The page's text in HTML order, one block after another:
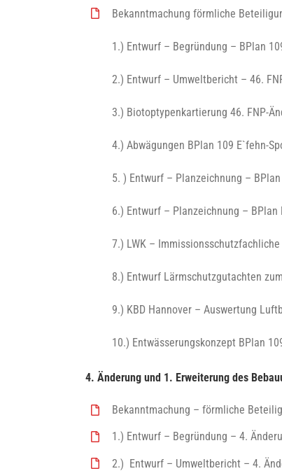
Bekanntmachung förmliche
1.) Entwurf – Begründung – BPlan
2.) Entwurf – Umweltbericht – 46.
3.) Biotoptypenkartierung 46. FNP-
4.) Abwägungen BPlan 109 E`fehn-
5. ) Entwurf – Planzeichnung –
6.) Entwurf – Planzeichnung –
7.) LWK –
8.) Entwurf Lärmschutzgutachten
9.) KBD Hannover – Auswertung
10.) Entwässerungskonzept BPlan
4. Änderung und 1. Erweiterung des
Bekanntmachung – förmliche
1.) Entwurf – Begründung – 4.
2.) Entwurf – Umweltbericht – 4.